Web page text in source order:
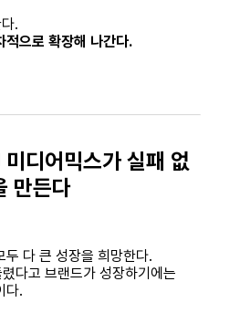
.
적으로 확장해 나간다.
디어믹스가 실패 없
만든다
두 다 큰 성장을 희망한다.
다고 브랜드가 성장하기에는
다.